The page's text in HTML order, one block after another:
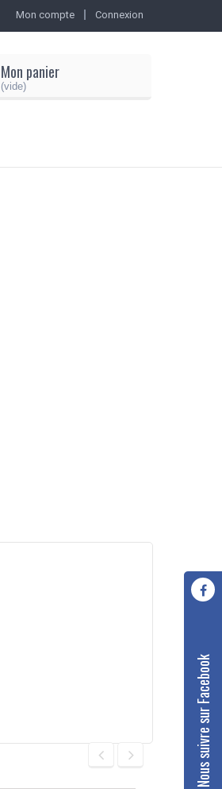
Nous suivre sur Facebook
Mon compte Connexion
Mon panier
(vide)